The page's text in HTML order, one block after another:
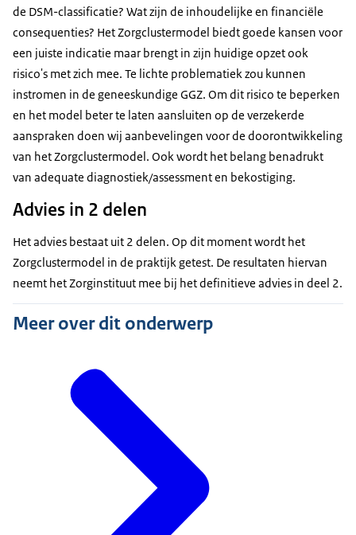
de DSM-classificatie? Wat zijn de inhoudelijke en financiële
consequenties? Het Zorgclustermodel biedt goede kansen voor
een juiste indicatie maar brengt in zijn huidige opzet ook
risico's met zich mee. Te lichte problematiek zou kunnen
instromen in de geneeskundige GGZ. Om dit risico te beperken
en het model beter te laten aansluiten op de verzekerde
aanspraken doen wij aanbevelingen voor de doorontwikkeling
van het Zorgclustermodel. Ook wordt het belang benadrukt
van adequate diagnostiek/assessment en bekostiging.
Advies in 2 delen
Het advies bestaat uit 2 delen. Op dit moment wordt het
Zorgclustermodel in de praktijk getest. De resultaten hiervan
neemt het Zorginstituut mee bij het definitieve advies in deel 2.
Meer over dit onderwerp